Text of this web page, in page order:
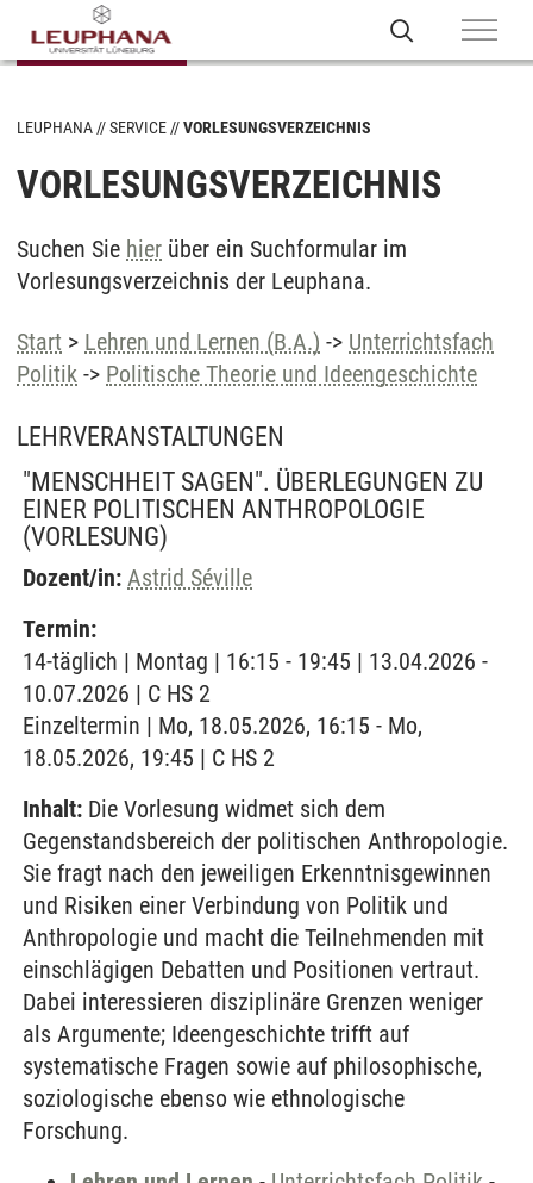
LEUPHANA SERVICE VORLESUNGSVERZEICHNIS
VORLESUNGSVERZEICHNIS
Suchen Sie hier über ein Suchformular im
Vorlesungsverzeichnis der Leuphana.
Start > Lehren und Lernen (B.A.) -> Unterrichtsfach
Politik -> Politische Theorie und Ideengeschichte
LEHRVERANSTALTUNGEN
"MENSCHHEIT SAGEN". ÜBERLEGUNGEN ZU
EINER POLITISCHEN ANTHROPOLOGIE
(VORLESUNG)
Dozent/in: Astrid Séville
Termin:
14-täglich | Montag | 16:15 - 19:45 | 13.04.2026 -
10.07.2026 | C HS 2
Einzeltermin | Mo, 18.05.2026, 16:15 - Mo,
18.05.2026, 19:45 | C HS 2
Inhalt: Die Vorlesung widmet sich dem
Gegenstandsbereich der politischen Anthropologie.
Sie fragt nach den jeweiligen Erkenntnisgewinnen
und Risiken einer Verbindung von Politik und
Anthropologie und macht die Teilnehmenden mit
einschlägigen Debatten und Positionen vertraut.
Dabei interessieren disziplinäre Grenzen weniger
als Argumente; Ideengeschichte trifft auf
systematische Fragen sowie auf philosophische,
soziologische ebenso wie ethnologische
Forschung.